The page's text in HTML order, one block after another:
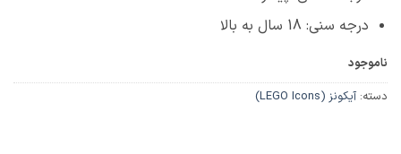
درجه سنی: 18 سال به بالا
ناموجود
دسته:آیکونز (LEGO Icons)